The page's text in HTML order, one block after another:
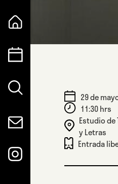
29 de
11:30 hrs
Estudio
y Letras
Entrada